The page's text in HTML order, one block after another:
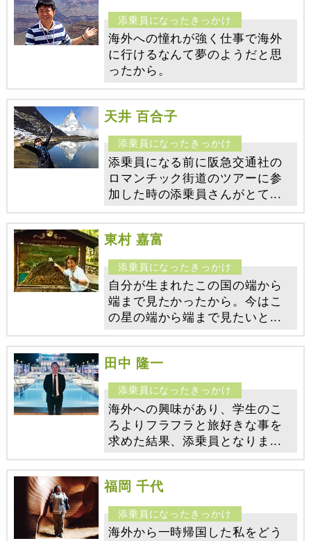
海外への憧れが強く仕事で海外
に行けるなんて夢のようだと思
ったから。
天井 百合子
添乗員になる前に阪急交通社の
ロマンチック街道のツアーに参
加した時の添乗員さんがとて...
東村 嘉富
自分が生まれたこの国の端から
端まで見たかったから。今はこ
の星の端から端まで見たいと...
田中 隆一
海外への興味があり、学生のこ
ろよりフラフラと旅好きな事を
求めた結果、添乗員となりま...
福岡 千代
海外から一時帰国した私をどう